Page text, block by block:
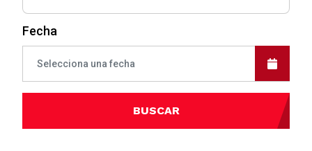
Fecha
BUSCAR